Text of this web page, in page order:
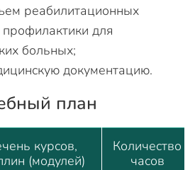
реабилитационных
для
больных;
документацию.
план
курсов,
(модулей)
Количество
часов